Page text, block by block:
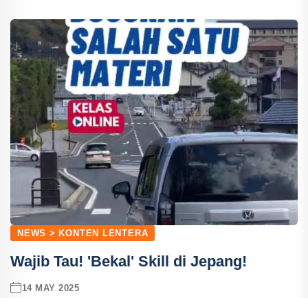
NEWS > KONTEN LENTERA
Wajib Tau! 'Bekal' Skill di Jepang!
14 MAY 2025